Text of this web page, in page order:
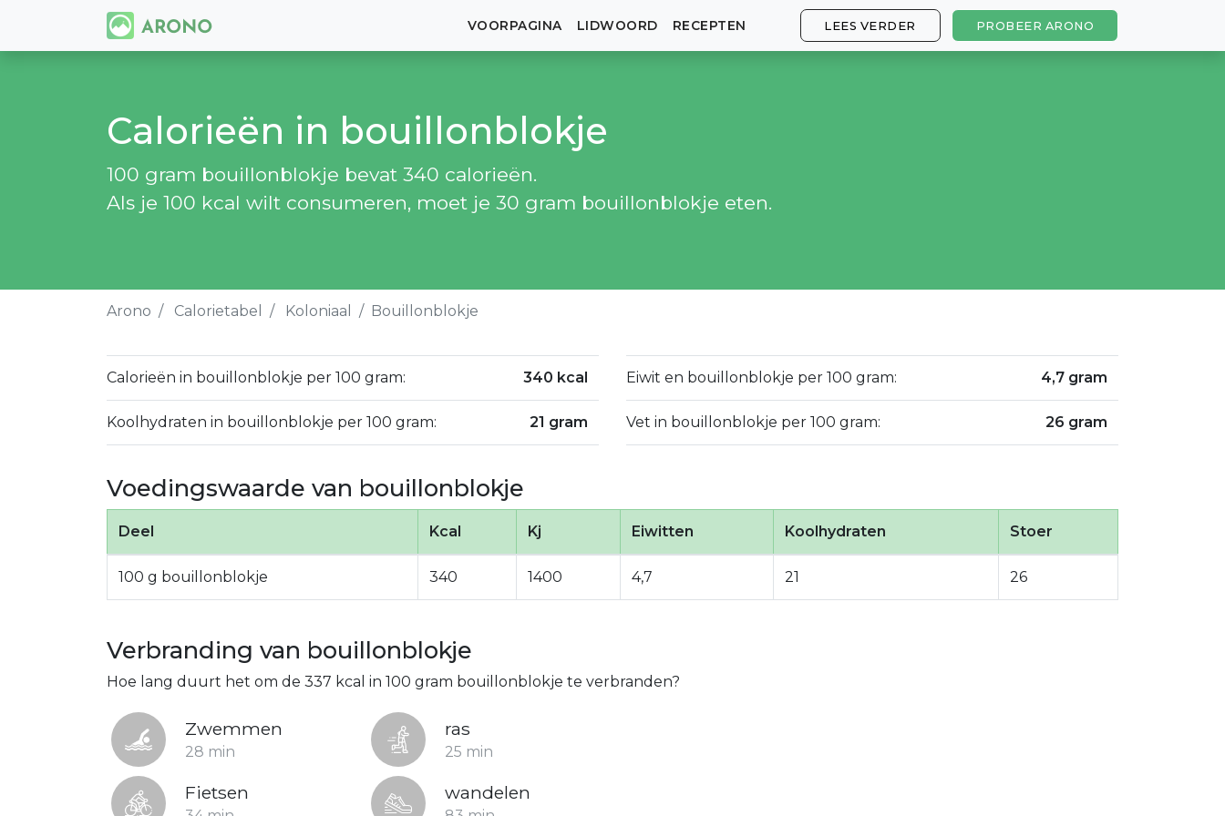
VOORPAGINA LIDWOORD RECEPTEN LEES VERDER PROBEER ARONO
Calorieën in bouillonblokje
100 gram bouillonblokje bevat 340 calorieën.
Als je 100 kcal wilt consumeren, moet je 30 gram bouillonblokje eten.
Arono Calorietabel Koloniaal Bouillonblokje
Calorieën in bouillonblokje per 100 gram: 340 kcal
Koolhydraten in bouillonblokje per 100 gram: 21 gram
Eiwit en bouillonblokje per 100 gram: 4,7 gram
Vet in bouillonblokje per 100 gram: 26 gram
Voedingswaarde van bouillonblokje
Deel Kcal Kj Eiwitten Koolhydraten Stoer
100 g bouillonblokje 340 1400 4,7 21 26
Verbranding van bouillonblokje
Hoe lang duurt het om de 337 kcal in 100 gram bouillonblokje te verbranden?
Zwemmen
28 min
ras
25 min
Fietsen wandelen